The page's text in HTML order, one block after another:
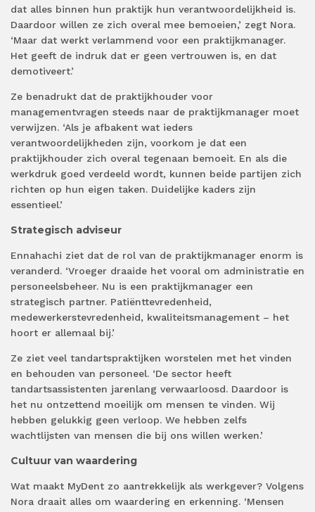
dat alles binnen hun praktijk hun verantwoordelijkheid is.
Daardoor willen ze zich overal mee bemoeien,’ zegt Nora.
‘Maar dat werkt verlammend voor een praktijkmanager.
Het geeft de indruk dat er geen vertrouwen is, en dat
demotiveert.’
Ze benadrukt dat de praktijkhouder voor
managementvragen steeds naar de praktijkmanager moet
verwijzen. ‘Als je afbakent wat ieders
verantwoordelijkheden zijn, voorkom je dat een
praktijkhouder zich overal tegenaan bemoeit. En als die
werkdruk goed verdeeld wordt, kunnen beide partijen zich
richten op hun eigen taken. Duidelijke kaders zijn
essentieel.’
Strategisch adviseur
Ennahachi ziet dat de rol van de praktijkmanager enorm is
veranderd. ‘Vroeger draaide het vooral om administratie en
personeelsbeheer. Nu is een praktijkmanager een
strategisch partner. Patiënttevredenheid,
medewerkerstevredenheid, kwaliteitsmanagement – het
hoort er allemaal bij.’
Ze ziet veel tandartspraktijken worstelen met het vinden
en behouden van personeel. ‘De sector heeft
tandartsassistenten jarenlang verwaarloosd. Daardoor is
het nu ontzettend moeilijk om mensen te vinden. Wij
hebben gelukkig geen verloop. We hebben zelfs
wachtlijsten van mensen die bij ons willen werken.’
Cultuur van waardering
Wat maakt MyDent zo aantrekkelijk als werkgever? Volgens
Nora draait alles om waardering en erkenning. ‘Mensen